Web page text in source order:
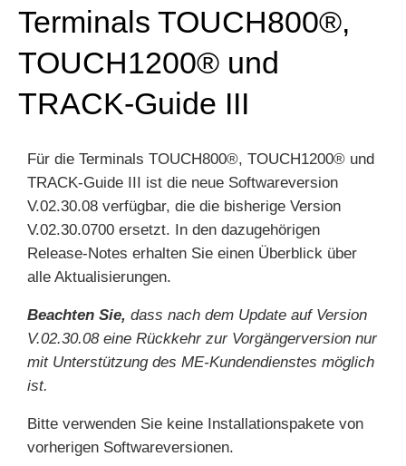
Terminals TOUCH800®,
TOUCH1200® und
TRACK-Guide III
Für die Terminals TOUCH800®, TOUCH1200® und
TRACK-Guide III ist die neue Softwareversion
V.02.30.08 verfügbar, die die bisherige Version
V.02.30.0700 ersetzt. In den dazugehörigen
Release-Notes erhalten Sie einen Überblick über
alle Aktualisierungen.
Beachten Sie, dass nach dem Update auf Version
V.02.30.08 eine Rückkehr zur Vorgängerversion nur
mit Unterstützung des ME-Kundendienstes möglich
ist.
Bitte verwenden Sie keine Installationspakete von
vorherigen Softwareversionen.